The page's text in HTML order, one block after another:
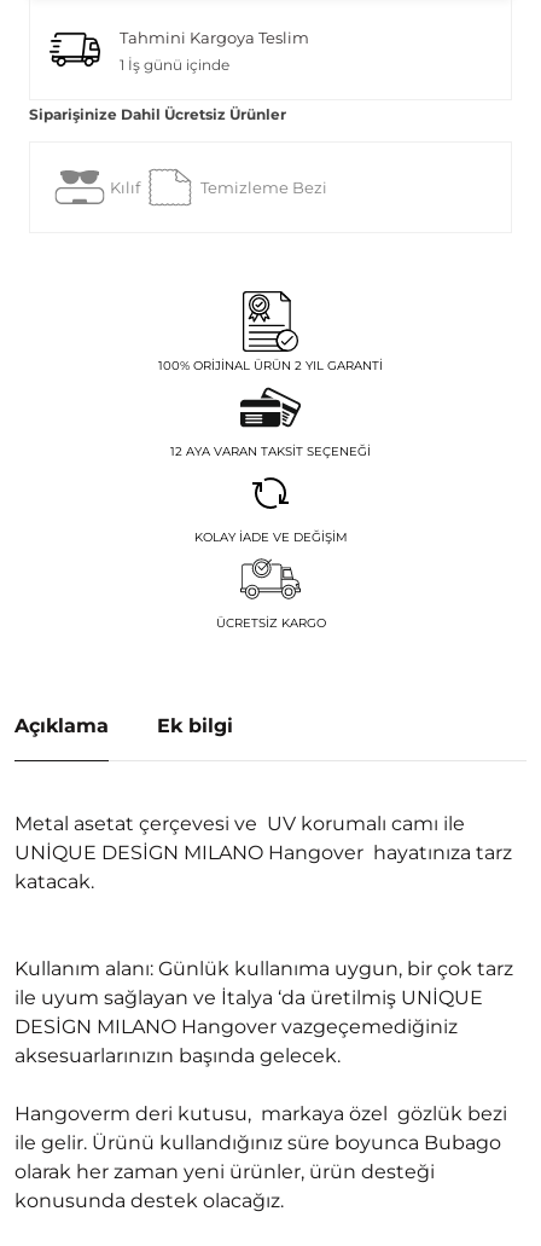
Tahmini Kargoya Teslim
1 İş günü içinde
Siparişinize Dahil Ücretsiz Ürünler
Kılıf Temizleme Bezi
100% ORIJINAL ÜRÜN 2 YIL GARANTI
12 AYA VARAN TAKSIT SEÇENEĞI
KOLAY İADE VE DEĞIŞIM
ÜCRETSIZ KARGO
Açıklama Ek bilgi
Metal asetat çerçevesi ve UV korumalı camı ile
UNİQUE DESİGN MILANO Hangover hayatınıza tarz
katacak.
Kullanım alanı: Günlük kullanıma uygun, bir çok tarz
ile uyum sağlayan ve İtalya ‘da üretilmiş UNİQUE
DESİGN MILANO Hangover vazgeçemediğiniz
aksesuarlarınızın başında gelecek.
Hangoverm deri kutusu, markaya özel gözlük bezi
ile gelir. Ürünü kullandığınız süre boyunca Bubago
olarak her zaman yeni ürünler, ürün desteği
konusunda destek olacağız.